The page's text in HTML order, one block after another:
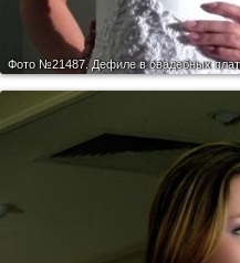
Фото №21487.Дефиле в свадебных